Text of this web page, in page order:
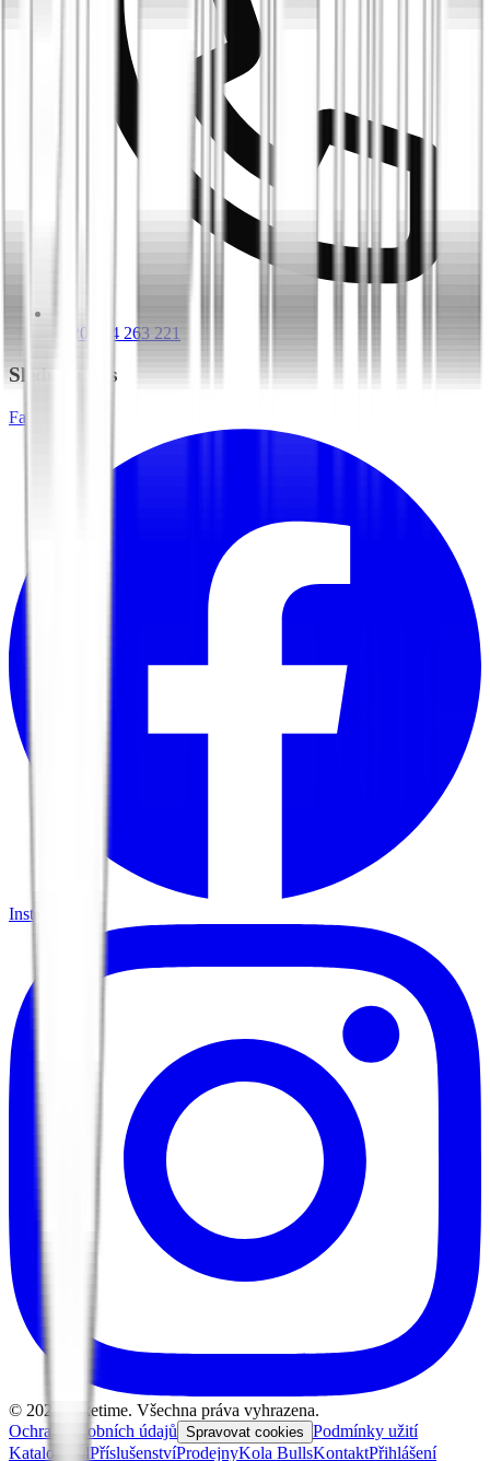
+420 604 263 221
Sledujte nás
Facebook
Instagram
© 2026
Biketime. Všechna práva vyhrazena.
Ochrana osobních údajů Spravovat cookies Podmínky užití
Katalog kolPříslušenstvíProdejnyKola BullsKontaktPřihlášení